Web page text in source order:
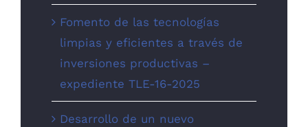
Fomento de las tecnologías
limpias y eficientes a través de
inversiones productivas –
expediente TLE-16-2025
Desarrollo de un nuevo